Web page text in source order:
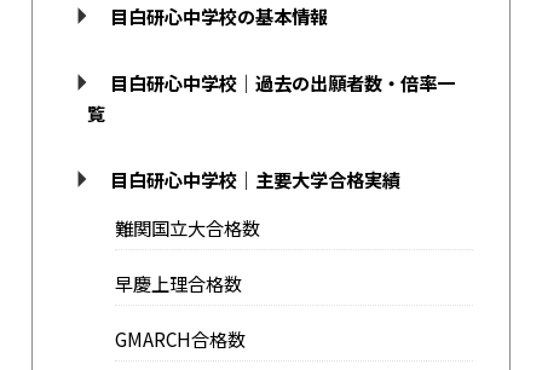
目白研心中学校の基本情報
目白研心中学校｜過去の出願者数・倍率一
覧
目白研心中学校｜主要大学合格実績
難関国立大合格数
早慶上理合格数
GMARCH合格数